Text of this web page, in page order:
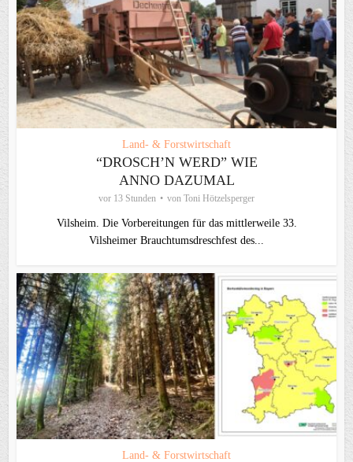
Land- & Forstwirtschaft
“DROSCH’N WERD” WIE
ANNO DAZUMAL
vor 13 Stunden von Toni Hötzelsperger
Vilsheim. Die Vorbereitungen für das mittlerweile 33.
Vilsheimer Brauchtumsdreschfest des...
Land- & Forstwirtschaft